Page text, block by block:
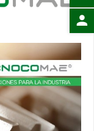
LOGIN